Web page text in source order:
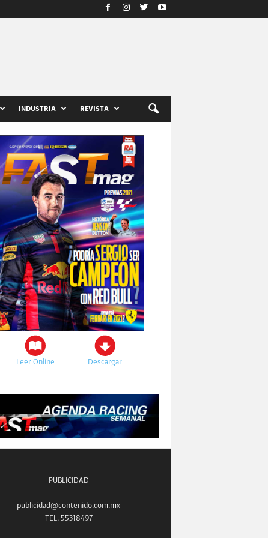
INDUSTRIA REVISTA
Leer Online Descargar
PUBLICIDAD
publicidad@contenido.com.mx
TEL. 55318497